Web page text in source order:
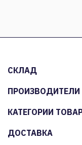
СКЛАД
ПРОИЗВОДИТЕЛИ
КАТЕГОРИИ
ДОСТАВКА